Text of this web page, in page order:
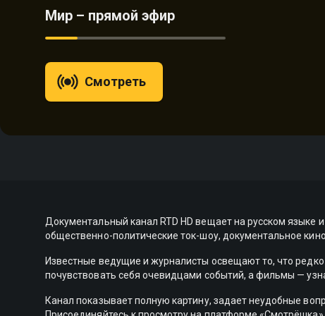
Мир – прямой эфир
Смотреть
Документальный канал RTD HD вещает на русском
общественно-политические ток-шоу, документальное
Известные ведущие и журналисты освещают то, что
почувствовать себя очевидцами событий, а фильмы —
Канал показывает полную картину, задает неудобные